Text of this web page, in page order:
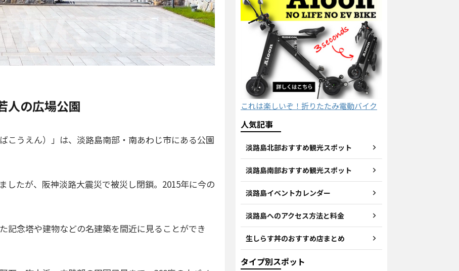
人の広場公園
こうえん）」は、淡路島南部・南あわじ市にある公園
したが、阪神淡路大震災で被災し閉鎖。2015年に今の
記念塔や建物などの名建築を間近に見ることができ
これは楽しいぞ！折りたたみ電動バイク
人気記事
淡路島北部おすすめ観光スポット
淡路島南部おすすめ観光スポット
淡路島イベントカレンダー
淡路島へのアクセス方法と料金
生しらす丼のおすすめ店まとめ
タイプ別スポット